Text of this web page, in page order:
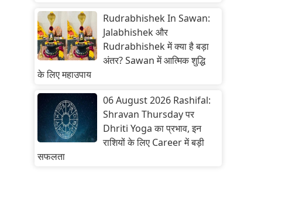
Rudrabhishek In Sawan:
Jalabhishek और
Rudrabhishek में क्या है बड़ा
अंतर? Sawan में आत्मिक शुद्धि
के लिए महाउपाय
06 August 2026 Rashifal:
Shravan Thursday पर
Dhriti Yoga का प्रभाव, इन
राशियों के लिए Career में बड़ी
सफलता